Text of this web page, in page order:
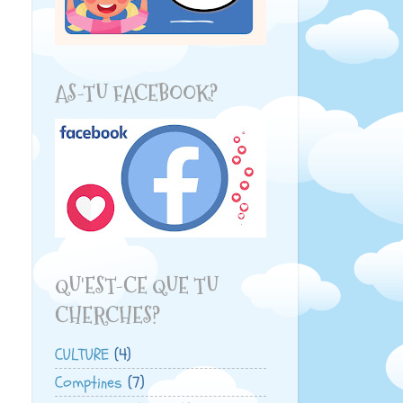
AS-TU FACEBOOK?
QU'EST-CE QUE TU
CHERCHES?
CULTURE (4)
Comptines (7)